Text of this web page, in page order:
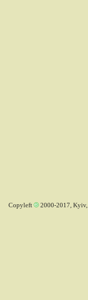
Copyleft 2000-2017, Kyiv,